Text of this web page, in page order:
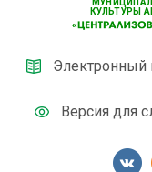
КУЛЬТУРЫ
Электронный
Версия для